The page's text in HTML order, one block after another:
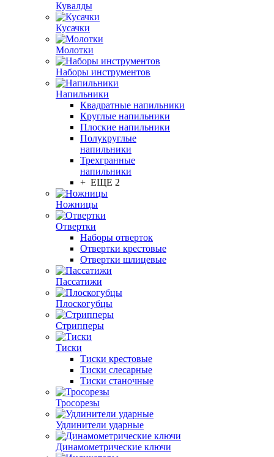
Кувалды
Кусачки
Молотки
Наборы инструментов
Напильники
Квадратные напильники
Круглые напильники
Плоские напильники
Полукруглые
напильники
Трехгранные
напильники
+ ЕЩЕ 2
Ножницы
Отвертки
Наборы отверток
Отвертки крестовые
Отвертки шлицевые
Пассатижи
Плоскогубцы
Стрипперы
Тиски
Тиски крестовые
Тиски слесарные
Тиски станочные
Тросорезы
Удлинители ударные
Динамометрические ключи